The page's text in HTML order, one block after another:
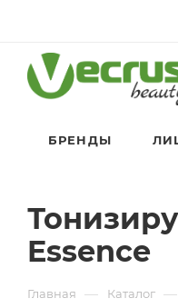
БРЕНДЫ
Essence
Главная — Каталог —